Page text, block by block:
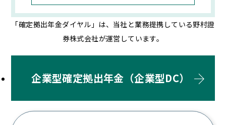
「確定拠出年金ダイヤル」は、当社と業務提携している野村證
券株式会社が運営しています。
企業型確定拠出年金（企業型DC）